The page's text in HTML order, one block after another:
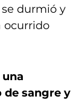
durmió y
ocurrido
de sangre y